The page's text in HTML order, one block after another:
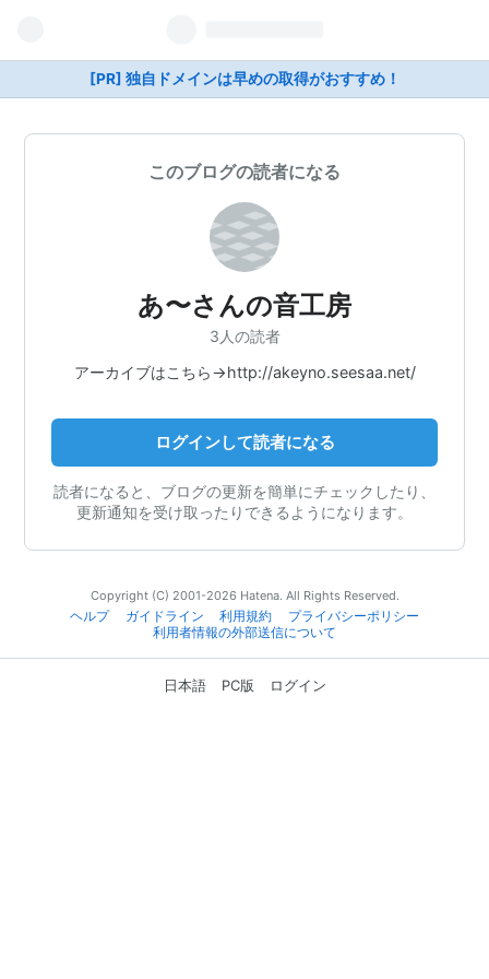
[PR] 独自ドメインは早めの取得がおすすめ！
このブログの読者になる
あ〜さんの音工房
3人の読者
アーカイブはこちら→http://akeyno.seesaa.net/
ログインして読者になる
読者になると、ブログの更新を簡単にチェックしたり、
更新通知を受け取ったりできるようになります。
Copyright (C) 2001-2026 Hatena. All Rights Reserved.
ヘルプ
ガイドライン 利用規約
プライバシーポリシー
利用者情報の外部送信について
日本語 PC版 ログイン